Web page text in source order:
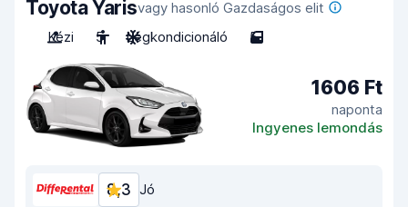
Toyota Yarisvagy hasonló Gazdaságos elit
Kézi
5 Légkondicionáló 5
1606 Ft
naponta
Ingyenes lemondás
8,3 Jó